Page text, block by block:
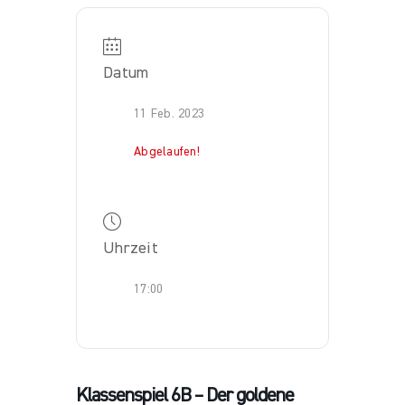
Datum
11 Feb. 2023
Abgelaufen!
Uhrzeit
17:00
Klassenspiel 6B – Der goldene